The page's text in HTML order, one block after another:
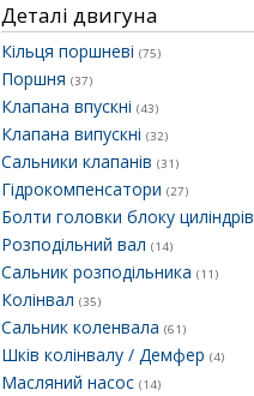
Деталі двигуна
Кільця поршневі (75)
Поршня (37)
Клапана впускні (43)
Клапана випускні (32)
Сальники клапанів (31)
Гідрокомпенсатори (27)
Болти головки блоку циліндрів
Розподільний вал (14)
Сальник розподільника (11)
Колінвал (35)
Сальник коленвала (61)
Шків колінвалу / Демфер (4)
Масляний насос (14)